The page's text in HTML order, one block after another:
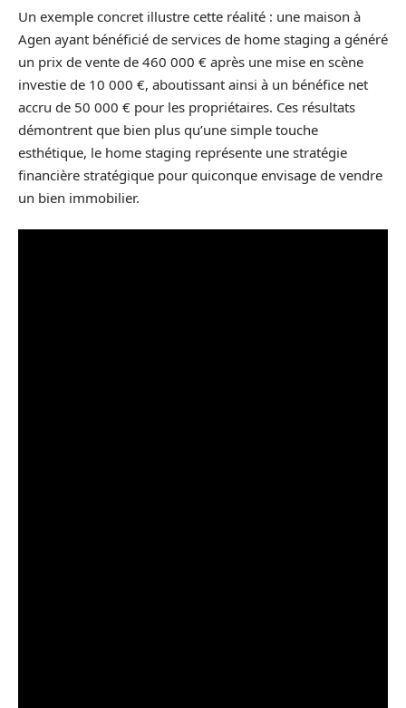
Un exemple concret illustre cette réalité : une maison à
Agen ayant bénéficié de services de home staging a généré
un prix de vente de 460 000 € après une mise en scène
investie de 10 000 €, aboutissant ainsi à un bénéfice net
accru de 50 000 € pour les propriétaires. Ces résultats
démontrent que bien plus qu’une simple touche
esthétique, le home staging représente une stratégie
financière stratégique pour quiconque envisage de vendre
un bien immobilier.